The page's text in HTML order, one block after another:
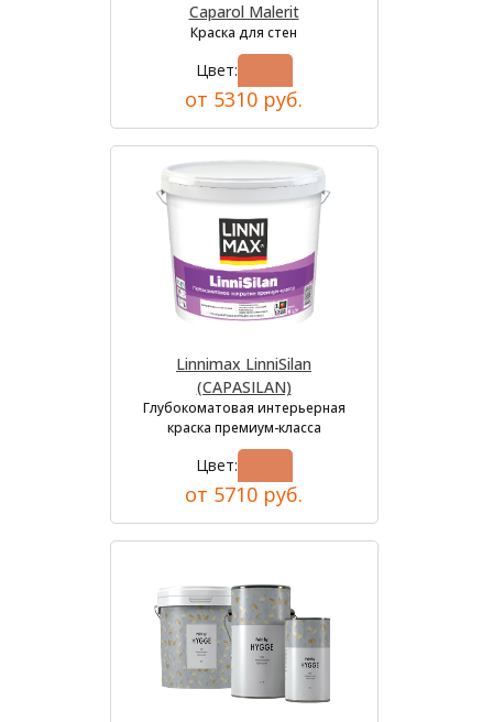
Caparol Malerit
Краска для стен
Цвет:
от 5310 руб.
Linnimax LinniSilan
(CAPASILAN)
Глубокоматовая интерьерная
краска премиум-класса
Цвет:
от 5710 руб.